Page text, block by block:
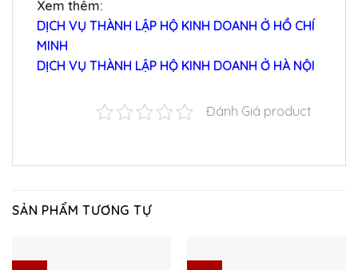
Xem thêm:
DỊCH VỤ THÀNH LẬP HỘ KINH DOANH Ở HỒ CHÍ
MINH
DỊCH VỤ THÀNH LẬP HỘ KINH DOANH Ở HÀ NỘI
Đánh Giá product
SẢN PHẨM TƯƠNG TỰ